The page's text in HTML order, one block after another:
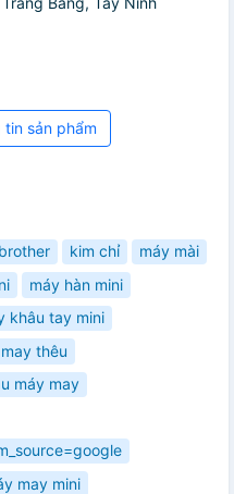
sản phẩm
kim chỉ
máy mài
máy hàn mini
khâu tay mini
thêu
máy may
may mini